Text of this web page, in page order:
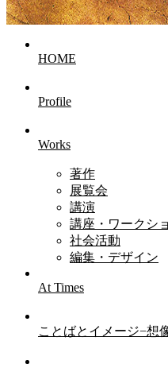
HOME
Profile
Works
著作
展覧会
講演
講座・ワークシ
社会活動
編集・デザイン
At Times
ことばとイメージ−想